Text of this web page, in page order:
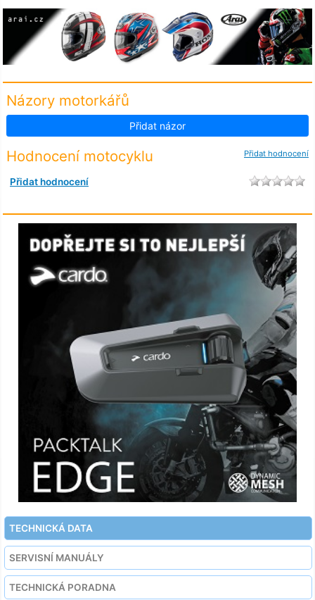
Názory motorkářů
Přidat názor
Přidat hodnocení
Hodnocení motocyklu
Přidat hodnocení
TECHNICKÁ DATA
SERVISNÍ MANUÁLY
TECHNICKÁ PORADNA